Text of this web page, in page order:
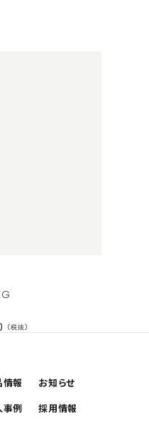
情報
事例
お知らせ
採用情報